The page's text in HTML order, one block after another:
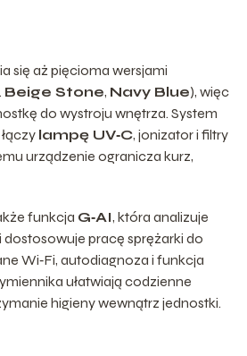
się aż pięcioma wersjami
Beige Stone, Navy Blue), więc
do wystroju wnętrza. System
lampę UV‑C, jonizator i filtry
urządzenie ogranicza kurz,
funkcja G‑AI, która analizuje
pracę sprężarki do
Wi‑Fi, autodiagnoza i funkcja
ułatwiają codzienne
higieny wewnątrz jednostki.